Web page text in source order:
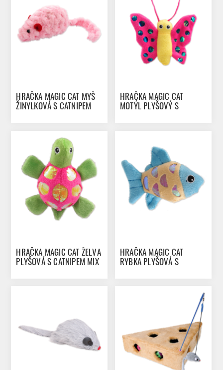
HRAČKA MAGIC CAT MYŠ
ŽINYLKOVÁ S CATNIPEM
HRAČKA MAGIC CAT
MOTÝL PLYŠOVÝ S
HRAČKA MAGIC CAT ŽELVA
PLYŠOVÁ S CATNIPEM MIX
HRAČKA MAGIC CAT
RYBKA PLYŠOVÁ S